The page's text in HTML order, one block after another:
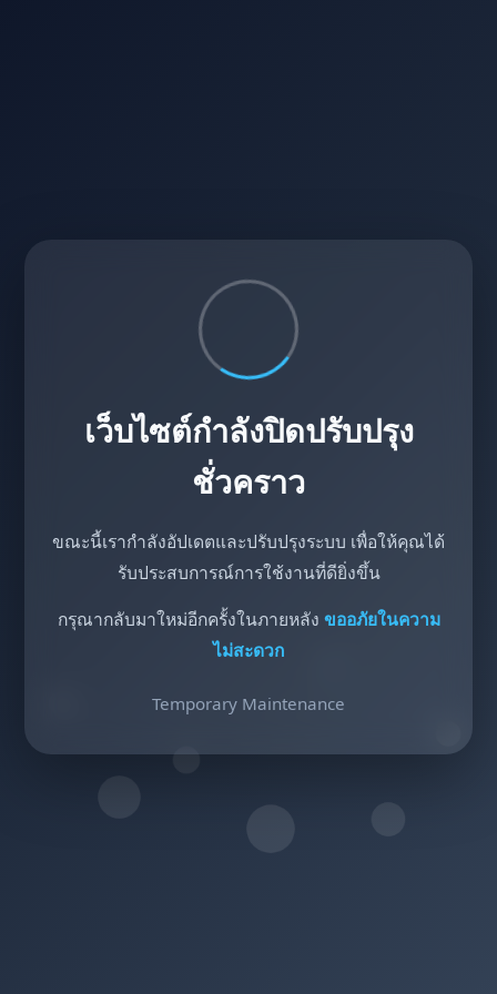
เว็บไซต์กำลังปิดปรับปรุง
ชั่วคราว
ขณะนี้เรากำลังอัปเดตและปรับปรุงระบบ เพื่อให้คุณได้
รับประสบการณ์การใช้งานที่ดียิ่งขึ้น
กรุณากลับมาใหม่อีกครั้งในภายหลัง ขออภัยในความ
ไม่สะดวก
Temporary Maintenance